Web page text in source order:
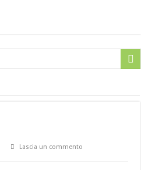
Lascia un commento